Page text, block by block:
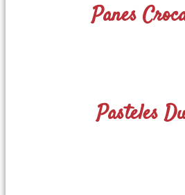
Panes
Pasteles